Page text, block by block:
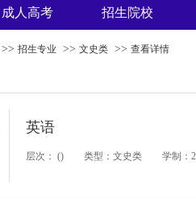
成人高考 招生院校
>> 招生专业 >> 文史类 >> 查看详情
英语
层次： () 类型：文史类 学制：